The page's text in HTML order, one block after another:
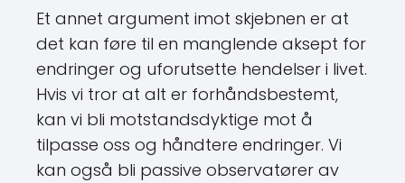
Et annet argument imot skjebnen er at
det kan føre til en manglende aksept for
endringer og uforutsette hendelser i livet.
Hvis vi tror at alt er forhåndsbestemt,
kan vi bli motstandsdyktige mot å
tilpasse oss og håndtere endringer. Vi
kan også bli passive observatører av